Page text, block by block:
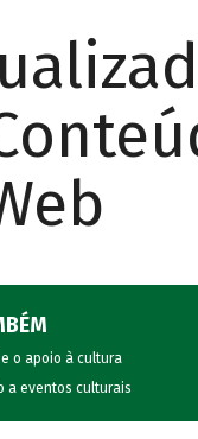
e o apoio à cultura
a eventos culturais